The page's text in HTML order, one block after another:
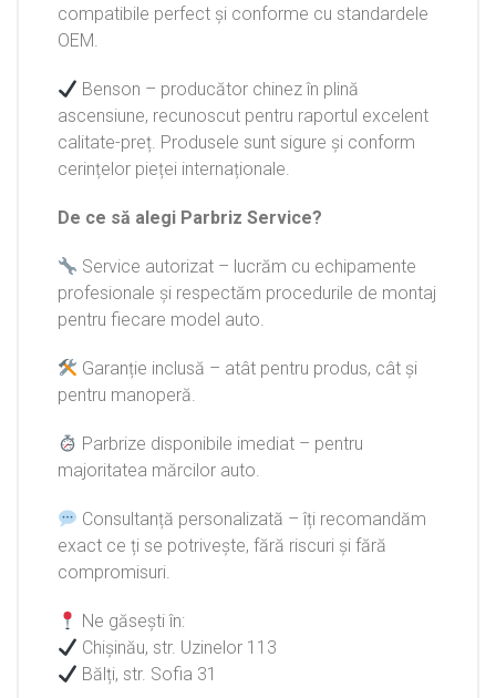
compatibile perfect și conforme cu standardele
OEM.
Benson – producător chinez în plină
ascensiune, recunoscut pentru raportul excelent
calitate-preț. Produsele sunt sigure și conform
cerințelor pieței internaționale.
De ce să alegi Parbriz Service?
Service autorizat – lucrăm cu echipamente
profesionale și respectăm procedurile de montaj
pentru fiecare model auto.
Garanție inclusă – atât pentru produs, cât și
pentru manoperă.
Parbrize disponibile imediat – pentru
majoritatea mărcilor auto.
Consultanță personalizată – îți recomandăm
exact ce ți se potrivește, fără riscuri și fără
compromisuri.
Ne găsești în:
Chișinău, str. Uzinelor 113
Bălți, str. Sofia 31